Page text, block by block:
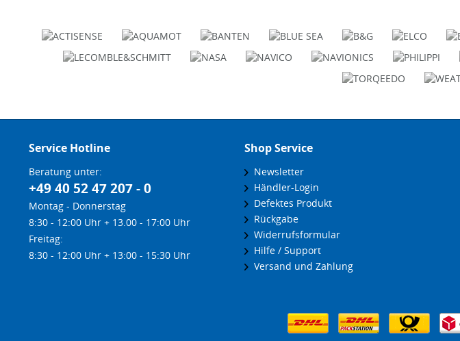
Service Hotline
Beratung unter:
+49 40 52 47 207 - 0
Montag - Donnerstag
8:30 - 12:00 Uhr + 13.00 - 17:00 Uhr
Freitag:
8:30 - 12:00 Uhr + 13:00 - 15:30 Uhr
Shop Service
Newsletter
Händler-Login
Defektes Produkt
Rückgabe
Widerrufsformular
Hilfe / Support
Versand und Zahlung